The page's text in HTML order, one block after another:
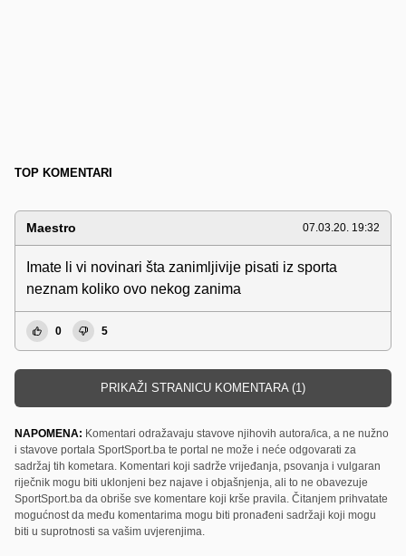
TOP KOMENTARI
Maestro 07.03.20. 19:32
Imate li vi novinari šta zanimljivije pisati iz sporta
neznam koliko ovo nekog zanima
0 5
PRIKAŽI STRANICU KOMENTARA (1)
NAPOMENA: Komentari odražavaju stavove njihovih autora/ica, a ne nužno
i stavove portala SportSport.ba te portal ne može i neće odgovarati za
sadržaj tih kometara. Komentari koji sadrže vrijeđanja, psovanja i vulgaran
riječnik mogu biti uklonjeni bez najave i objašnjenja, ali to ne obavezuje
SportSport.ba da obriše sve komentare koji krše pravila. Čitanjem prihvatate
mogućnost da među komentarima mogu biti pronađeni sadržaji koji mogu
biti u suprotnosti sa vašim uvjerenjima.